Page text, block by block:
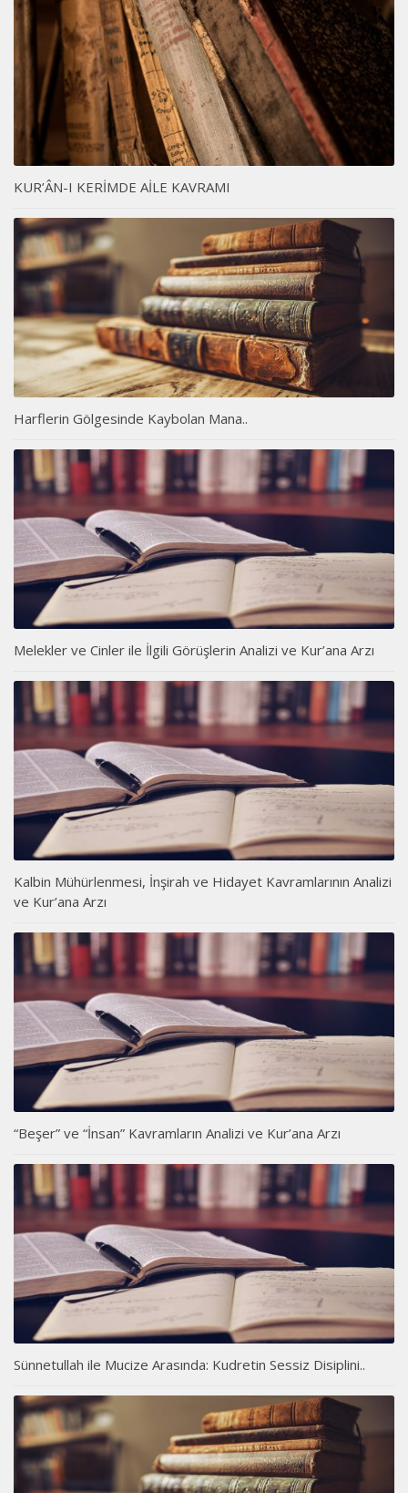
KUR’ÂN-I KERİMDE AİLE KAVRAMI
Harflerin Gölgesinde Kaybolan Mana..
Melekler ve Cinler ile İlgili Görüşlerin Analizi ve Kur’ana Arzı
Kalbin Mühürlenmesi, İnşirah ve Hidayet Kavramlarının Analizi
ve Kur’ana Arzı
“Beşer” ve “İnsan” Kavramların Analizi ve Kur’ana Arzı
Sünnetullah ile Mucize Arasında: Kudretin Sessiz Disiplini..